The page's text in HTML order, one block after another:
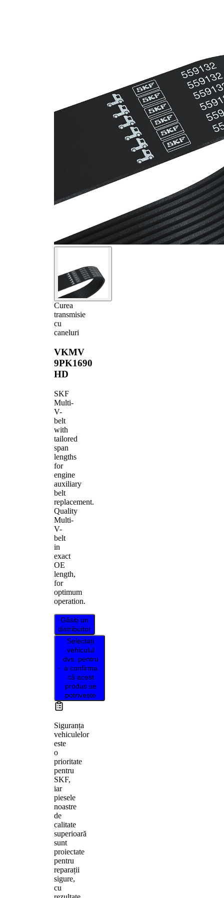
Curea
transmisie
cu
caneluri
VKMV
9PK1690
HD
SKF
Multi-
V-
belt
with
tailored
span
lengths
for
engine
auxiliary
belt
replacement.
Quality
Multi-
V-
belt
in
exact
OE
length,
for
optimum
operation.
Găsiți un
distribuitor
Selectați
vehiculul
dvs. pentru
a confirma
că acest
produs se
potrivește
Siguranța
vehiculelor
este
o
prioritate
pentru
SKF,
iar
piesele
noastre
de
calitate
superioară
sunt
proiectate
pentru
reparații
sigure,
cu